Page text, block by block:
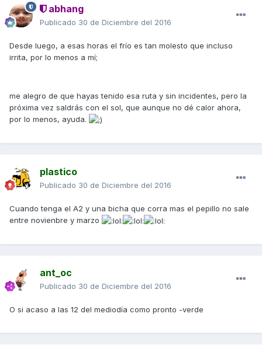
abhang
Publicado 30 de Diciembre del 2016
Desde luego, a esas horas el frío es tan molesto que incluso
irrita, por lo menos a mí;
me alegro de que hayas tenido esa ruta y sin incidentes, pero la
próxima vez saldrás con el sol, que aunque no dé calor ahora,
por lo menos, ayuda.
plastico
Publicado 30 de Diciembre del 2016
Cuando tenga el A2 y una bicha que corra mas el pepillo no sale
entre novienbre y marzo
ant_oc
Publicado 30 de Diciembre del 2016
O si acaso a las 12 del mediodía como pronto -verde